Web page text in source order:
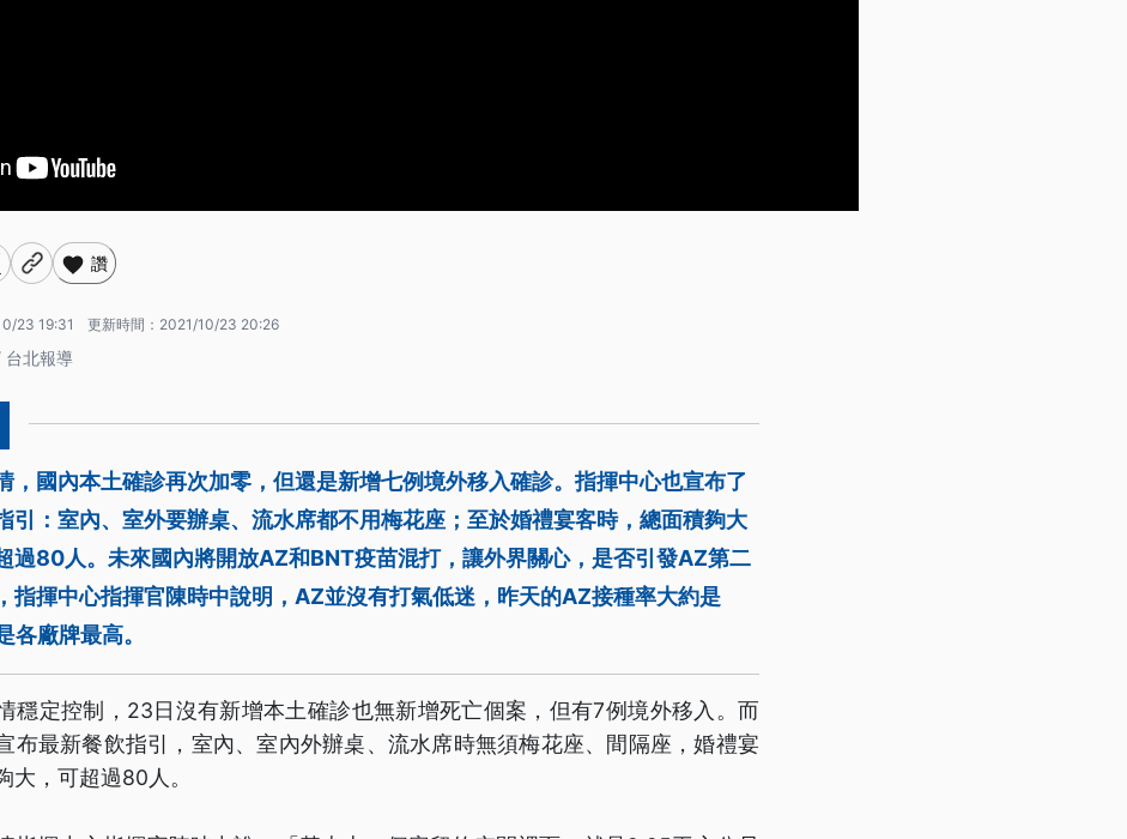
讚
23 19:31 更新時間： 2021/10/23 20:26
台北報導
，國內本土確診再次加零，但還是新增七例境外移入確診。指揮中心也宣布了
引：室內、室外要辦桌、流水席都不用梅花座；至於婚禮宴客時，總面積夠大
過80人。未來國內將開放AZ和BNT疫苗混打，讓外界關心，是否引發AZ第二
指揮中心指揮官陳時中說明，AZ並沒有打氣低迷，昨天的AZ接種率大約是
各廠牌最高。
穩定控制，23日沒有新增本土確診也無新增死亡個案，但有7例境外移入。而
布最新餐飲指引，室內、室內外辦桌、流水席時無須梅花座、間隔座，婚禮宴
大，可超過80人。